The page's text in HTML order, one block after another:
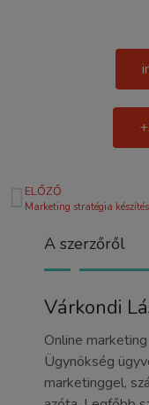
ELŐZŐ
A szerzőről
Várkondi
Online
Ügynökség
marketinggel,